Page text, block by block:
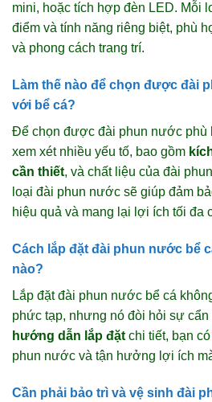
mini, hoặc tích hợp đèn LED. Mỗi
điểm và tính năng riêng biệt, phù
và phong cách trang trí.
Làm thế nào để chọn được đài
với bể cá?
Để chọn được đài phun nước phù
xem xét nhiều yếu tố, bao gồm
cần thiết, và chất liệu của đài
loại đài phun nước sẽ giúp đảm
hiệu quả và mang lại lợi ích tối đa
Cách lắp đặt đài phun nước bể
nào?
Lắp đặt đài phun nước bể cá
phức tạp, nhưng nó đòi hỏi sự
hướng dẫn lắp đặt chi tiết, bạn
phun nước và tận hưởng lợi ích
Cần phải bảo trì và vệ sinh đài